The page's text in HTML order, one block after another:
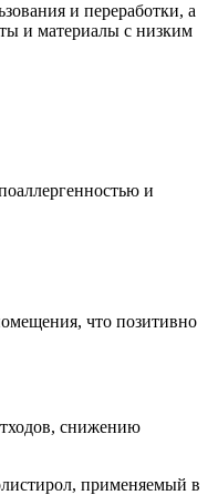
и переработки, а
и материалы с низким
и
что позитивно
снижению
применяемый в